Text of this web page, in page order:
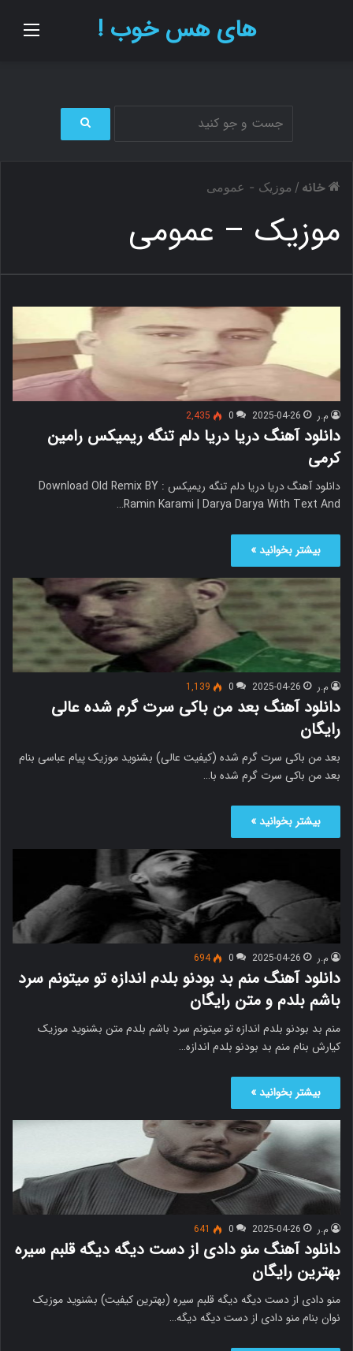
های هس خوب !
ج
ی
خانه / موزیک - عمومی
موزیک – عمومی
م.ر 2025-04-26
0
2,435
دانلود آهنگ دریا دریا دلم تنگه ریمیکس رامین
کرمی
دانلود آهنگ دریا دریا دلم تنگه ریمیکس Download Old Remix BY :
Ramin Karami | Darya Darya With Text And…
بیشتر بخوانید »
م.ر 2025-04-26
0
1,139
دانلود آهنگ بعد من باکی سرت گرم شده عالی
رایگان
بعد من باکی سرت گرم شده (کیفیت عالی) بشنوید موزیک پیام عباسی بنام
بعد من باکی سرت گرم شده با…
بیشتر بخوانید »
م.ر 2025-04-26
0
694
دانلود آهنگ منم بد بودنو بلدم اندازه تو میتونم سرد
باشم بلدم و متن رایگان
منم بد بودنو بلدم اندازه تو میتونم سرد باشم بلدم متن بشنوید موزیک
کیارش بنام منم بد بودنو بلدم اندازه…
بیشتر بخوانید »
م.ر 2025-04-26
0
641
دانلود آهنگ منو دادی از دست دیگه دیگه قلبم سیره
بهترین رایگان
منو دادی از دست دیگه دیگه قلبم سیره (بهترین کیفیت) بشنوید موزیک
نوان بنام منو دادی از دست دیگه دیگه…